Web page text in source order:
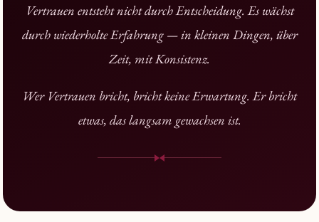
Vertrauen entsteht nicht durch Entscheidung. Es wächst
durch wiederholte Erfahrung — in kleinen Dingen, über
Zeit, mit Konsistenz.
Wer Vertrauen bricht, bricht keine Erwartung. Er bricht
etwas, das langsam gewachsen ist.